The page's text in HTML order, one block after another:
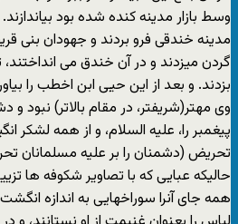
وسط بازار مدینه کنده شده بود
مدینه خندقی فرو بردند و جهودان بنی
گردن میزدند و در آن خندق می
بزدند. و بعد از این حیی ابن اخطب را
وی مهتر(شریفتر، در مقام بالاتر) نبود
پیغمبر را، علیه السلام، و از همه لشکر
تحریض (دشمنان را بر علیه مسلمانان
حالیکه عبایی که با تصاویر شکوفه ها
همه جای آنرا سوراخهایی به اندازه